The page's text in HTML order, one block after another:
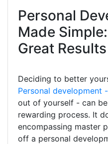
Personal
Made
Great Results
Deciding to better
Personal development -
out of yourself - can
rewarding process. It
encompassing master
off a personal